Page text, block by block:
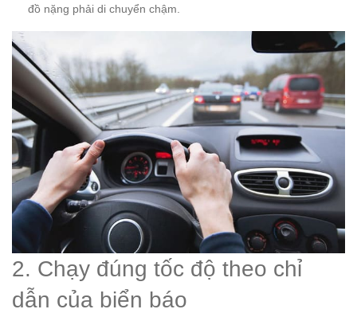
đồ nặng phải di chuyển chậm.
2. Chạy đúng tốc độ theo chỉ
dẫn của biển báo